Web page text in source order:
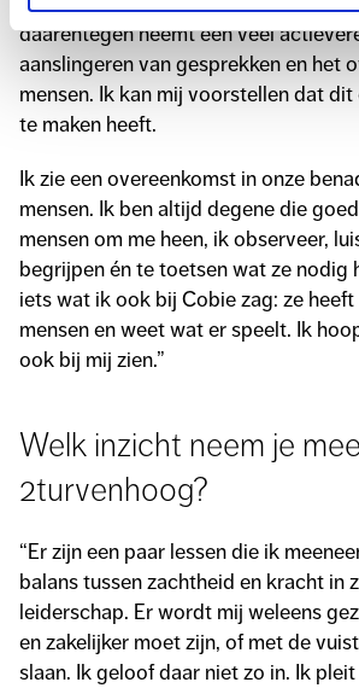
daarentegen neemt een veel
aanslingeren van gesprekken en het
mensen. Ik kan mij voorstellen dat
te maken heeft.
Ik zie een overeenkomst in onze
mensen. Ik ben altijd degene die
mensen om me heen, ik observeer,
begrijpen én te toetsen wat ze nodig
iets wat ik ook bij Cobie zag: ze
mensen en weet wat er speelt. Ik
ook bij mij zien.”
Welk inzicht neem je
2turvenhoog?
“Er zijn een paar lessen die ik
balans tussen zachtheid en kracht in
leiderschap. Er wordt mij weleens
en zakelijker moet zijn, of met de
slaan. Ik geloof daar niet zo in. Ik